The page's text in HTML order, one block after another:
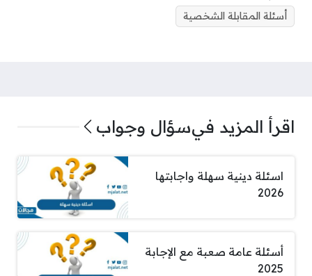
أسئلة المقابلة الشخصية
اقرأ المزيد فيسؤال وجواب
اسئلة دينية سهلة واجابتها
2026
أسئلة عامة صعبة مع الإجابة
2025